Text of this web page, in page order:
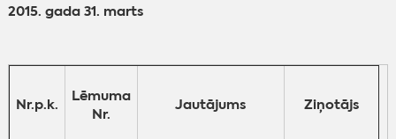
2015. gada 31. marts
Nr.p.k.
Lēmuma
Nr.
Jautājums Ziņotājs